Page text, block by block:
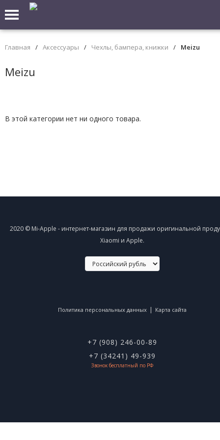
Главная / Аксессуары / Чехлы, бампера, книжки / Meizu
Meizu
В этой категории нет ни одного товара.
2020 © Mi-Apple - интернет-магазин для продажи оригинальной
Xiaomi и Apple.
Политика персональных данных | Карта сайта
+7 (908) 246-00-89
+7 (34241) 49-939
Звонок бесплатный по РФ